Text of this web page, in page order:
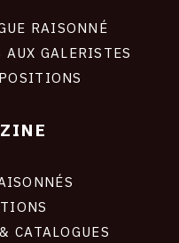
RAISONNÉ
GALERISTES
CATALOGUES